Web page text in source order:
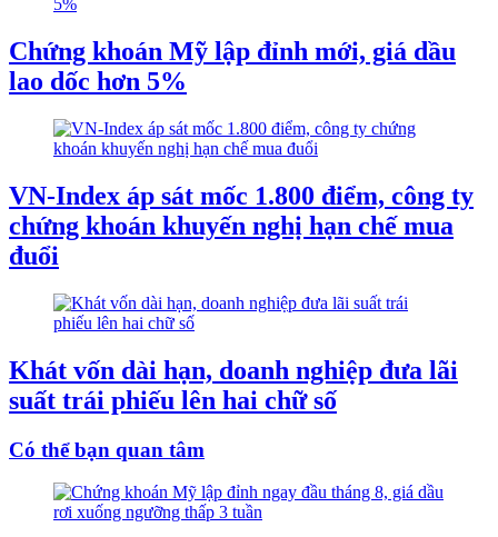
Chứng khoán Mỹ lập đỉnh mới, giá dầu
lao dốc hơn 5%
VN-Index áp sát mốc 1.800 điểm, công ty
chứng khoán khuyến nghị hạn chế mua
đuổi
Khát vốn dài hạn, doanh nghiệp đưa lãi
suất trái phiếu lên hai chữ số
Có thể bạn quan tâm